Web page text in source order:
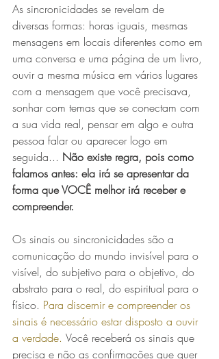
As sincronicidades se revelam de
diversas formas: horas iguais, mesmas
mensagens em locais diferentes como em
uma conversa e uma página de um livro,
ouvir a mesma música em vários lugares
com a mensagem que você precisava,
sonhar com temas que se conectam com
a sua vida real, pensar em algo e outra
pessoa falar ou aparecer logo em
seguida... Não existe regra, pois como
falamos antes: ela irá se apresentar da
forma que VOCÊ melhor irá receber e
compreender.
Os sinais ou sincronicidades são a
comunicação do mundo invisível para o
visível, do subjetivo para o objetivo, do
abstrato para o real, do espiritual para o
físico. Para discernir e compreender os
sinais é necessário estar disposto a ouvir
a verdade. Você receberá os sinais que
precisa e não as confirmações que quer